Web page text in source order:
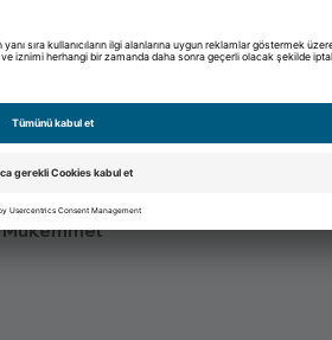
Mükemmel